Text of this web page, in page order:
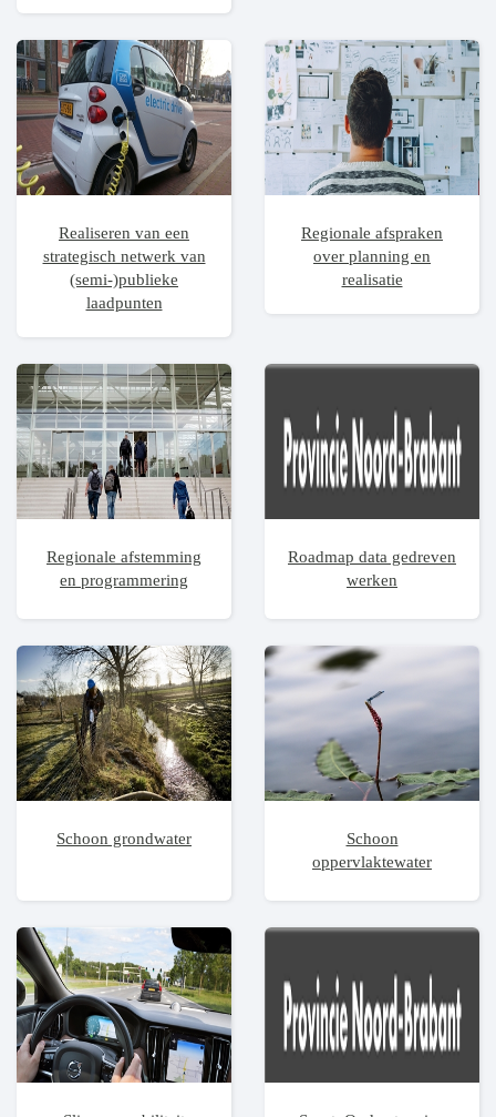
Realiseren van een
strategisch netwerk van
(semi-)publieke
laadpunten
Regionale afspraken
over planning en
realisatie
Regionale afstemming
en programmering
Roadmap data gedreven
werken
Schoon grondwater
Schoon
oppervlaktewater